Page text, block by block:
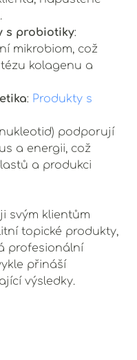
s probiotiky:
mikrobiom, což
kolagenu a
: Produkty s
podporují
a energii, což
a produkci
svým klientům
topické produkty,
profesionální
přináší
výsledky.
zone]